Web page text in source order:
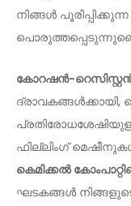
നിങ്ങൾ
കോറഷൻ-
ദ്രാവകങ്ങൾക്കായി,
ഫില്ലിംഗ്
കെമിക്കൽ
ഘടകങ്ങൾ